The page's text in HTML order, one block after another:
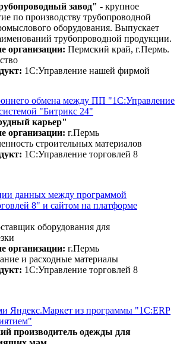
завод" - крупное
по производству трубопроводной
оборудования. Выпускает
трубопроводной продукции.
организации: Пермский край, г.Пермь.
1С:Управление нашей фирмой
обмена между ПП "1С:Управление
"Битрикс 24"
карьер"
организации: г.Пермь
строительных материалов
1С:Управление торговлей 8
данных между программой
8" и сайтом на платформе
оборудования для
организации: г.Пермь
и расходные материалы
1С:Управление торговлей 8
Яндекс.Маркет из программы "1С:ERP
производитель одежды для